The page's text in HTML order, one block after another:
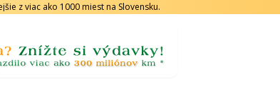
z viac ako 1000 miest na Slovensku.